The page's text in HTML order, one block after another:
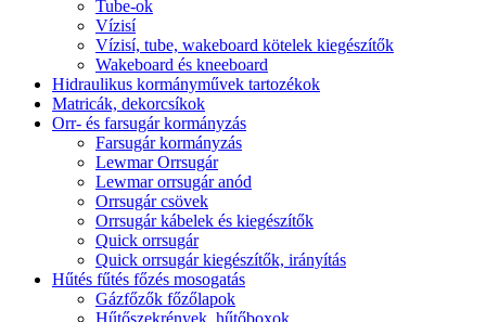
Tube-ok
Vízisí
Vízisí, tube, wakeboard kötelek kiegészítők
Wakeboard és kneeboard
Hidraulikus kormányművek tartozékok
Matricák, dekorcsíkok
Orr- és farsugár kormányzás
Farsugár kormányzás
Lewmar Orrsugár
Lewmar orrsugár anód
Orrsugár csövek
Orrsugár kábelek és kiegészítők
Quick orrsugár
Quick orrsugár kiegészítők, irányítás
Hűtés fűtés főzés mosogatás
Gázfőzők főzőlapok